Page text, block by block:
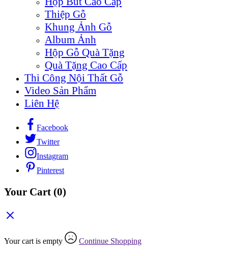
Thiệp Gỗ
Khung Ảnh Gỗ
Album Ảnh
Hộp Gỗ Quà Tặng
Quà Tặng Cao Cấp
Thi Công Nội Thất Gỗ
Video Sản Phẩm
Liên Hệ
Facebook
Twitter
Instagram
Pinterest
Your Cart (0)
Your cart is empty Continue Shopping